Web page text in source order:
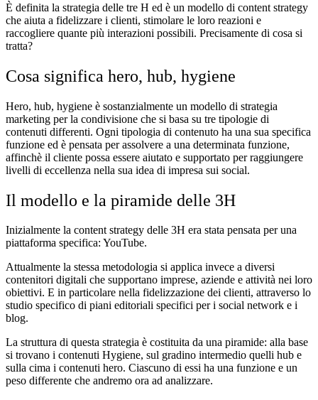
È definita la strategia delle tre H ed è un modello di content strategy
che aiuta a fidelizzare i clienti, stimolare le loro reazioni e
raccogliere quante più interazioni possibili. Precisamente di cosa si
tratta?
Cosa significa hero, hub, hygiene
Hero, hub, hygiene è sostanzialmente un modello di strategia
marketing per la condivisione che si basa su tre tipologie di
contenuti differenti. Ogni tipologia di contenuto ha una sua specifica
funzione ed è pensata per assolvere a una determinata funzione,
affinchè il cliente possa essere aiutato e supportato per raggiungere
livelli di eccellenza nella sua idea di impresa sui social.
Il modello e la piramide delle 3H
Inizialmente la content strategy delle 3H era stata pensata per una
piattaforma specifica: YouTube.
Attualmente la stessa metodologia si applica invece a diversi
contenitori digitali che supportano imprese, aziende e attività nei loro
obiettivi. E in particolare nella fidelizzazione dei clienti, attraverso lo
studio specifico di piani editoriali specifici per i social network e i
blog.
La struttura di questa strategia è costituita da una piramide: alla base
si trovano i contenuti Hygiene, sul gradino intermedio quelli hub e
sulla cima i contenuti hero. Ciascuno di essi ha una funzione e un
peso differente che andremo ora ad analizzare.